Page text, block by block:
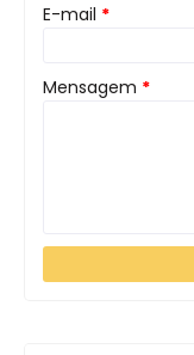
E-mail *
Mensagem *